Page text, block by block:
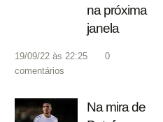
na próxima
janela
19/09/22 às 22:25
0
comentários
Na mira de